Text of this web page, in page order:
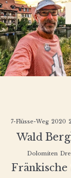
7-Flüsse-Weg 2020
Wald
Dolomiten
Fränkische